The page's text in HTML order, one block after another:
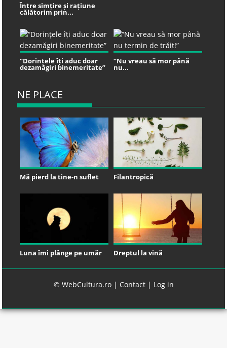
Între simțire și rațiune
călătorim prin...
“Dorințele îți aduc doar
dezamăgiri binemeritate”
“Nu vreau să mor până
nu...
NE PLACE
Mă pierd la tine-n suflet Filantropică
Luna îmi plânge pe umăr Dreptul la vină
© WebCultura.ro | Contact| Log in